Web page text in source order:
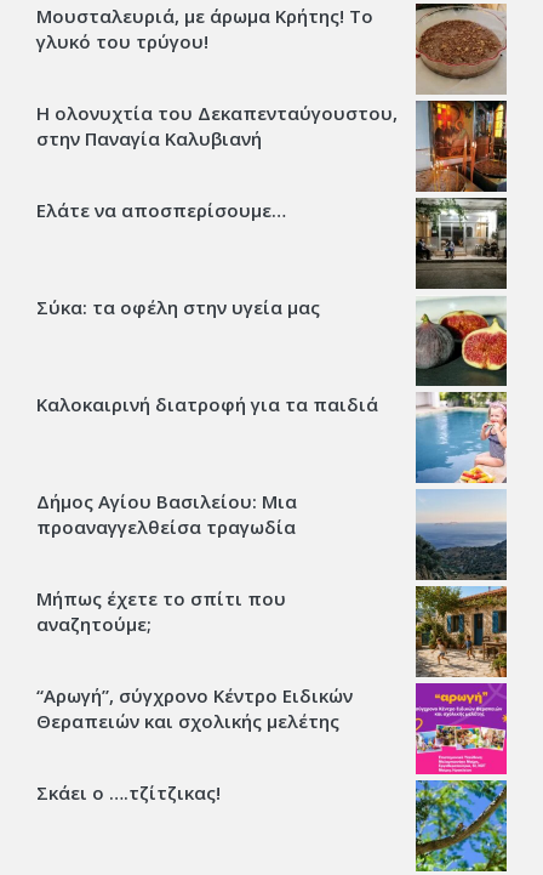
Μουσταλευριά, με άρωμα Κρήτης! Το
γλυκό του τρύγου!
Η ολονυχτία του Δεκαπενταύγουστου,
στην Παναγία Καλυβιανή
Ελάτε να αποσπερίσουμε…
Σύκα: τα οφέλη στην υγεία μας
Καλοκαιρινή διατροφή για τα παιδιά
Δήμος Αγίου Βασιλείου: Μια
προαναγγελθείσα τραγωδία
Μήπως έχετε το σπίτι που
αναζητούμε;
“Αρωγή”, σύγχρονο Κέντρο Ειδικών
Θεραπειών και σχολικής μελέτης
Σκάει ο ….τζίτζικας!